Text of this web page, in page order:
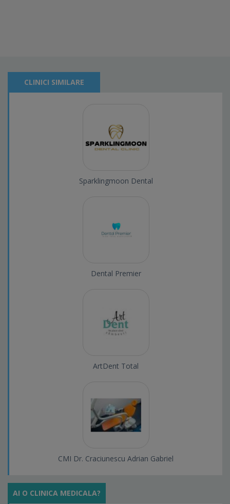
CLINICI SIMILARE
Sparklingmoon Dental
Dental Premier
ArtDent Total
CMI Dr. Craciunescu Adrian Gabriel
AI O CLINICA MEDICALA?